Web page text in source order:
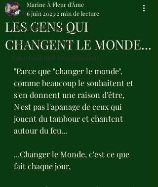
Tous les posts
Énergétique&Soin
CréaCriture&Poésie
CréaTuition& Transmission
LES GENS QUI
CHANGENT LE MONDE...
Marine À Fleur d'Âme
6 juin 2023 2 min de lecture
"Parce que "changer le monde",
comme beaucoup le souhaitent et
s'en donnent une raison d'être,
N'est pas l'apanage de ceux qui
jouent du tambour et chantent
autour du feu...
...Changer le Monde, c'est ce que
fait chaque jour,